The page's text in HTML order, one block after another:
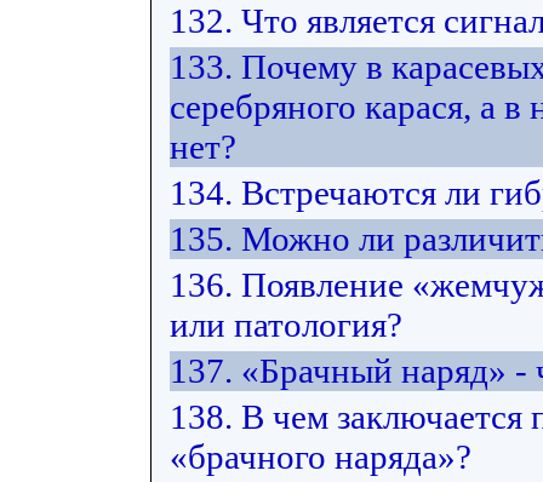
132. Что является
133. Почему в
серебряного карася, а
нет?
134. Встречаются ли
135. Можно ли
136. Появление
или патология?
137. «Брачный наряд» -
138. В чем заключается
«брачного наряда»?